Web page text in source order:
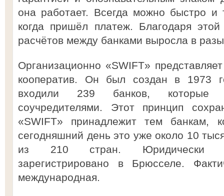
она работает. Всегда можно быстро и
когда пришёл платеж. Благодаря этой
расчётов между банками выросла в
Организационно «SWIFT»
кооператив. Он был создан в 1973
входили 239 банков, которые
соучредителями. Этот принцип
«SWIFT» принадлежит тем банкам,
сегодняшний день это уже около 10
из 210 стран. Юридически
зарегистрировано в Брюсселе.
международная.